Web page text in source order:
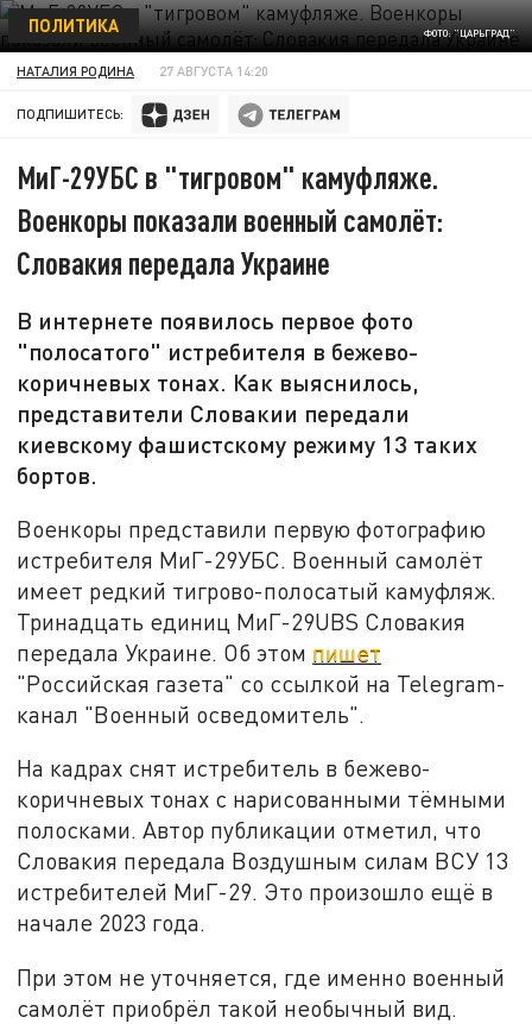
ФОТО: "ЦАРЬГРАД"
ПОЛИТИКА
НАТАЛИЯ РОДИНА 27 АВГУСТА 14:20
ПОДПИШИТЕСЬ:
МиГ-29УБС в "тигровом" камуфляже.
Военкоры показали военный самолёт:
Словакия передала Украине
В интернете появилось первое фото
"полосатого" истребителя в бежево-
коричневых тонах. Как выяснилось,
представители Словакии передали
киевскому фашистскому режиму 13 таких
бортов.
Военкоры представили первую фотографию
истребителя МиГ-29УБС. Военный самолёт
имеет редкий тигрово-полосатый камуфляж.
Тринадцать единиц МиГ-29UBS Словакия
передала Украине. Об этом пишет
"Российская газета" со ссылкой на Telegram-
канал "Военный осведомитель".
На кадрах снят истребитель в бежево-
коричневых тонах с нарисованными тёмными
полосками. Автор публикации отметил, что
Словакия передала Воздушным силам ВСУ 13
истребителей МиГ-29. Это произошло ещё в
начале 2023 года.
При этом не уточняется, где именно военный
самолёт приобрёл такой необычный вид.